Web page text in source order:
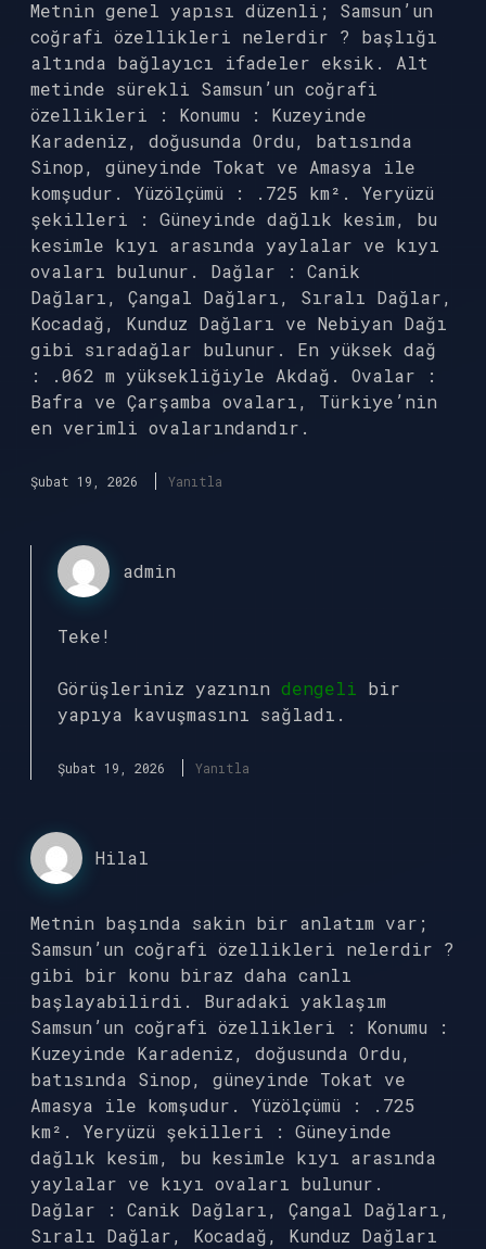
Metnin genel yapısı düzenli; Samsun’un
coğrafi özellikleri nelerdir ? başlığı
altında bağlayıcı ifadeler eksik. Alt
metinde sürekli Samsun’un coğrafi
özellikleri : Konumu : Kuzeyinde
Karadeniz, doğusunda Ordu, batısında
Sinop, güneyinde Tokat ve Amasya ile
komşudur. Yüzölçümü : .725 km². Yeryüzü
şekilleri : Güneyinde dağlık kesim, bu
kesimle kıyı arasında yaylalar ve kıyı
ovaları bulunur. Dağlar : Canik
Dağları, Çangal Dağları, Sıralı Dağlar,
Kocadağ, Kunduz Dağları ve Nebiyan Dağı
gibi sıradağlar bulunur. En yüksek dağ
: .062 m yüksekliğiyle Akdağ. Ovalar :
Bafra ve Çarşamba ovaları, Türkiye’nin
en verimli ovalarındandır.
Şubat 19, 2026 Yanıtla
admin
Teke!
Görüşleriniz yazının dengeli bir
yapıya kavuşmasını sağladı.
Şubat 19, 2026 Yanıtla
Hilal
Metnin başında sakin bir anlatım var;
Samsun’un coğrafi özellikleri nelerdir ?
gibi bir konu biraz daha canlı
başlayabilirdi. Buradaki yaklaşım
Samsun’un coğrafi özellikleri : Konumu :
Kuzeyinde Karadeniz, doğusunda Ordu,
batısında Sinop, güneyinde Tokat ve
Amasya ile komşudur. Yüzölçümü : .725
km². Yeryüzü şekilleri : Güneyinde
dağlık kesim, bu kesimle kıyı arasında
yaylalar ve kıyı ovaları bulunur.
Dağlar : Canik Dağları, Çangal Dağları,
Sıralı Dağlar, Kocadağ, Kunduz Dağları